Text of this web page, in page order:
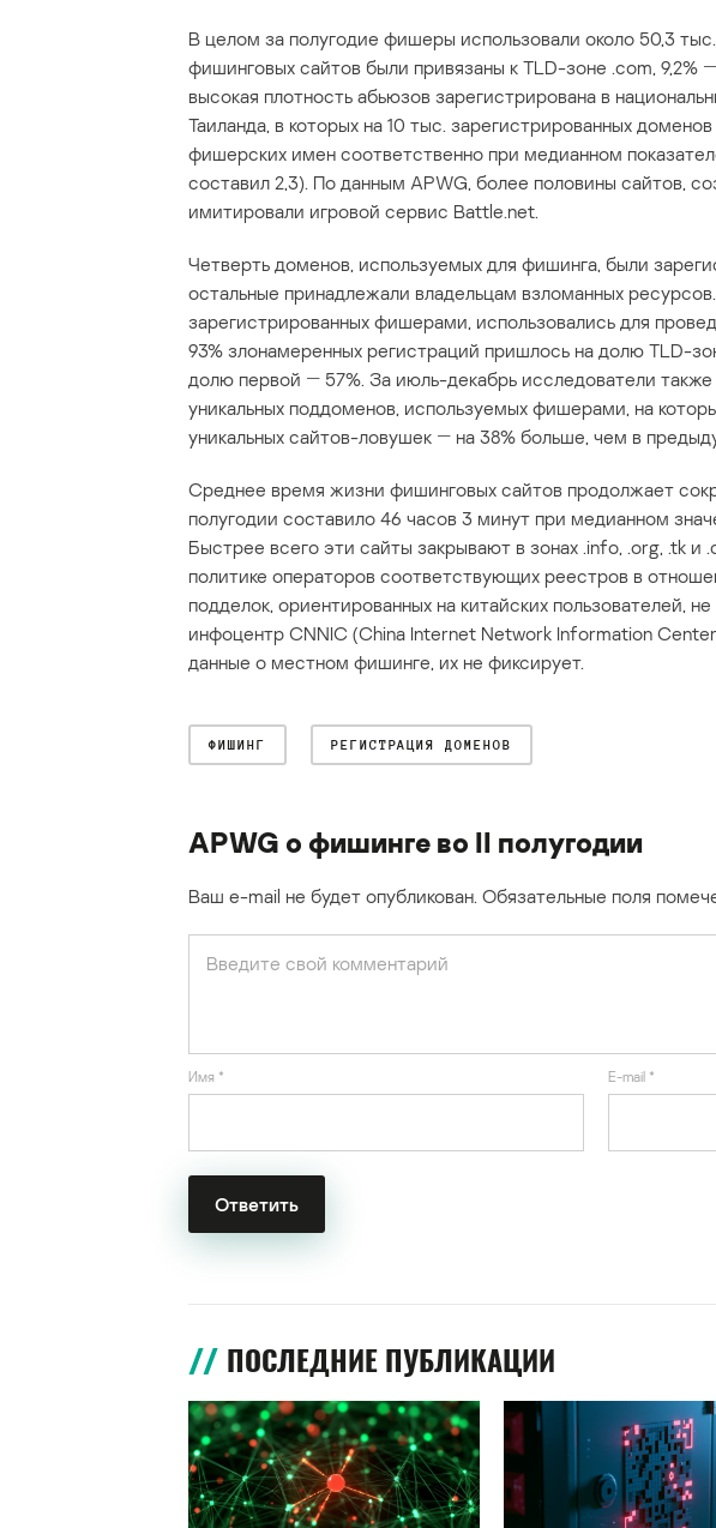
В целом за полугодие фишеры использовали около 50,3
фишинговых сайтов были привязаны к TLD-зоне .com, 9,2%
высокая плотность абьюзов зарегистрирована в
Таиланда, в которых на 10 тыс. зарегистрированных доменов
фишерских имен соответственно при медианном
составил 2,3). По данным APWG, более половины сайтов,
имитировали игровой сервис Battle.net.
Четверть доменов, используемых для фишинга, были
остальные принадлежали владельцам взломанных
зарегистрированных фишерами, использовались для
93% злонамеренных регистраций пришлось на долю TLD-
долю первой ― 57%. За июль-декабрь исследователи
уникальных поддоменов, используемых фишерами, на
уникальных сайтов-ловушек ― на 38% больше, чем в
Среднее время жизни фишинговых сайтов продолжает
полугодии составило 46 часов 3 минут при медианном
Быстрее всего эти сайты закрывают в зонах .info, .org, .tk и
политике операторов соответствующих реестров в
подделок, ориентированных на китайских пользователей,
инфоцентр CNNIC (China Internet Network Information
данные о местном фишинге, их не фиксирует.
ФИШИНГ РЕГИСТРАЦИЯ ДОМЕНОВ
APWG о фишинге во II полугодии
Ваш e-mail не будет опубликован. Обязательные поля
Имя * E-mail *
ПОСЛЕДНИЕ ПУБЛИКАЦИИ